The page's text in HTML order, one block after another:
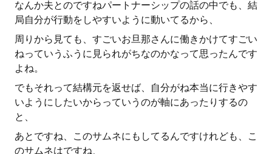
なんか夫とのですねパートナーシップの話の中でも、結
局自分が行動をしやすいように動いてるから、
周りから見ても、すごいお旦那さんに働きかけてすごい
ねっていうふうに見られがちなのかなって思ったんです
よね。
でもそれって結構元を返せば、自分がね本当に行きやす
いようにしたいからっていうのが軸にあったりするの
と、
あとですね、このサムネにもしてるんですけれども、こ
のサムネはですね、